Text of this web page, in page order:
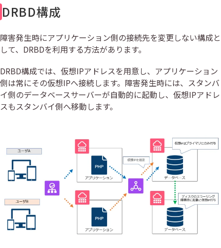
DRBD構成
障害発生時にアプリケーション側の接続先を変更しない構成と
して、DRBDを利用する方法があります。
DRBD構成では、仮想IPアドレスを用意し、アプリケーション
側は常にその仮想IPへ接続します。障害発生時には、スタンバ
イ側のデータベースサーバーが自動的に起動し、仮想IPアドレ
スもスタンバイ側へ移動します。